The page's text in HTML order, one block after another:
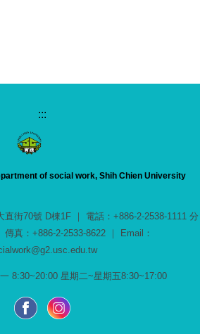
:::
of social work, Shih Chien University
街70號 D棟1F ｜ 電話：+886-2-2538-1111 分
傳真：+886-2-2533-8622 ｜ Email：
8:30~20:00 星期二~星期五8:30~17:00